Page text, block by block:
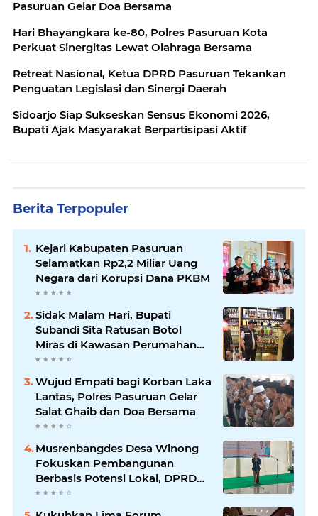
Pasuruan Gelar Doa Bersama
Hari Bhayangkara ke-80, Polres Pasuruan Kota
Perkuat Sinergitas Lewat Olahraga Bersama
Retreat Nasional, Ketua DPRD Pasuruan Tekankan
Penguatan Legislasi dan Sinergi Daerah
Sidoarjo Siap Sukseskan Sensus Ekonomi 2026,
Bupati Ajak Masyarakat Berpartisipasi Aktif
Berita Terpopuler
Kejari Kabupaten Pasuruan
Selamatkan Rp2,2 Miliar Uang
Negara dari Korupsi Dana PKBM
Sidak Malam Hari, Bupati
Subandi Sita Ratusan Botol
Miras di Kawasan Perumahan
Sidoarjo
Wujud Empati bagi Korban Laka
Lantas, Polres Pasuruan Gelar
Salat Ghaib dan Doa Bersama
Musrenbangdes Desa Winong
Fokuskan Pembangunan
Berbasis Potensi Lokal, DPRD
Optimistis Meski Dihantam